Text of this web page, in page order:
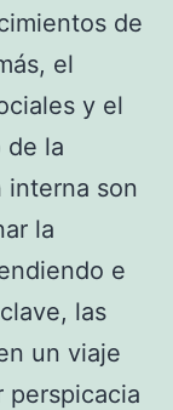
de
el
y el
de la
interna son
la
e
las
un viaje
perspicacia